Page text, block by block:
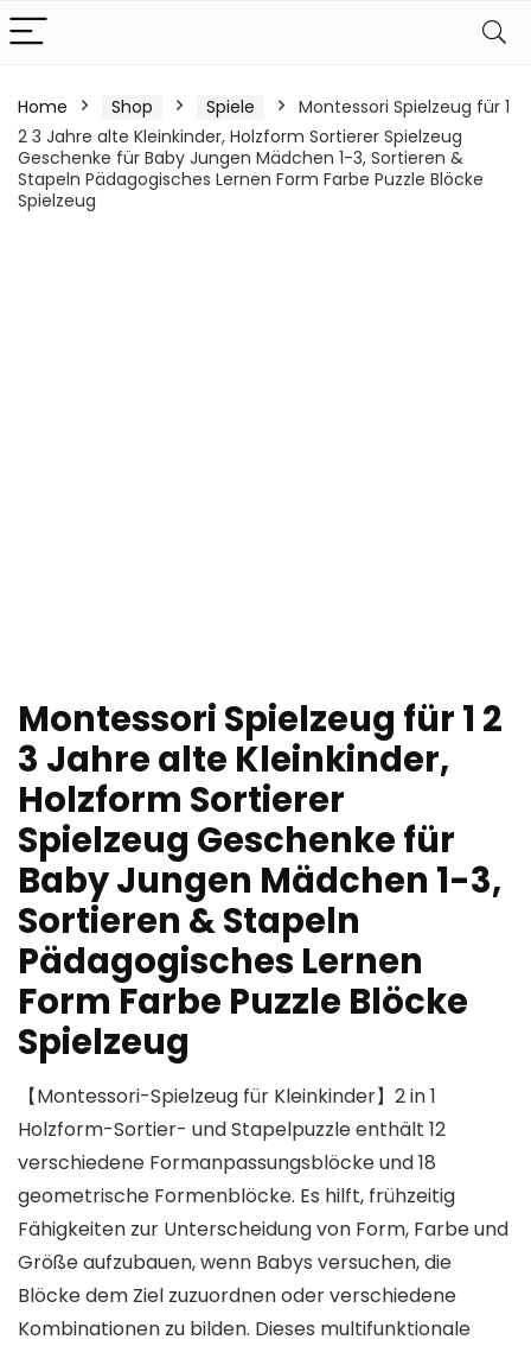
Home Shop Spiele
Montessori Spielzeug für 1
2 3 Jahre alte Kleinkinder, Holzform Sortierer Spielzeug
Geschenke für Baby Jungen Mädchen 1-3, Sortieren &
Stapeln Pädagogisches Lernen Form Farbe Puzzle Blöcke
Spielzeug
Montessori Spielzeug für 1 2
3 Jahre alte Kleinkinder,
Holzform Sortierer
Spielzeug Geschenke für
Baby Jungen Mädchen 1-3,
Sortieren & Stapeln
Pädagogisches Lernen
Form Farbe Puzzle Blöcke
Spielzeug
【Montessori-Spielzeug für Kleinkinder】2 in 1
Holzform-Sortier- und Stapelpuzzle enthält 12
verschiedene Formanpassungsblöcke und 18
geometrische Formenblöcke. Es hilft, frühzeitig
Fähigkeiten zur Unterscheidung von Form, Farbe und
Größe aufzubauen, wenn Babys versuchen, die
Blöcke dem Ziel zuzuordnen oder verschiedene
Kombinationen zu bilden. Dieses multifunktionale